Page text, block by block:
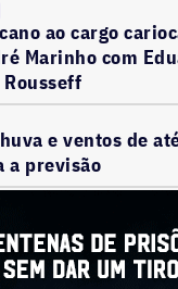
ao cargo
Marinho com
e ventos de
a previsão